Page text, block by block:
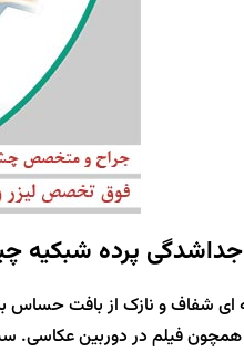
پرده شبکیه
ای شفاف و نازک از بافت
فیلم در دوربین عکاسی.